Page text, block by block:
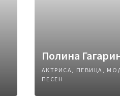
Полина
АКТРИСА, ПЕВИЦА,
ПЕСЕН